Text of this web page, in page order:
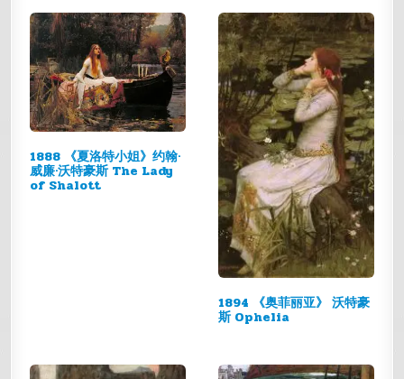
1888 《夏洛特小姐》约翰·
威廉·沃特豪斯 The Lady
of Shalott
1894 《奥菲丽亚》 沃特豪
斯 Ophelia